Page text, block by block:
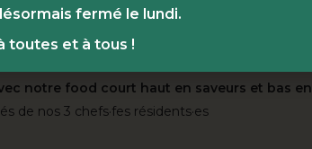
espace deprogrammation pluridisciplinaire
notre food court haut en saveurs et bas en
de nos 3 chefs·fes résidents·es
fermé le lundi.
toutes et à tous !